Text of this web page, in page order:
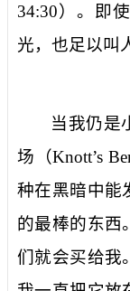
34:30）。即
光，也足以叫
当我仍是
场（Knott’s
种在黑暗中能
的最棒的东西
们就会买给我